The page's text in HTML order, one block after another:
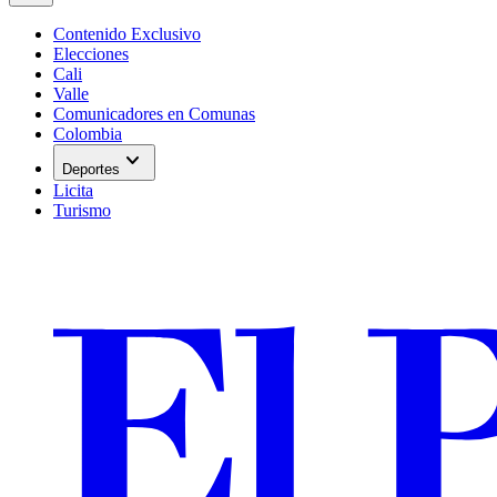
Contenido Exclusivo
Elecciones
Cali
Valle
Comunicadores en Comunas
Colombia
Deportes expand_more
Licita
Turismo